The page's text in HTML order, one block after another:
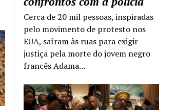
Cerca de 20 mil pessoas, inspiradas
pelo movimento de protesto nos
EUA, saíram às ruas para exigir
justiça pela morte do jovem negro
francês Adama...